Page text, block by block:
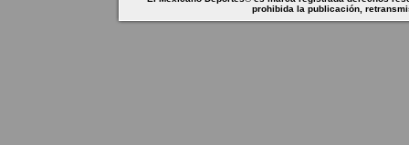
prohibida la publicación,